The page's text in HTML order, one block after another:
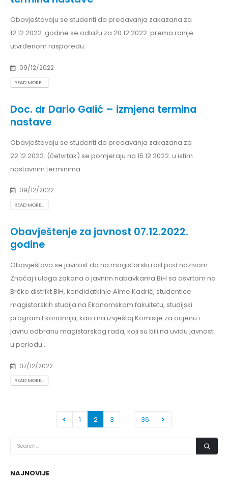
Obavještavaju se studenti da predavanja zakazana za
12.12.2022. godine se odlažu za 20.12.2022. prema ranije
utvrđenom rasporedu.
09/12/2022
READ MORE...
Doc. dr Dario Galić – izmjena termina
nastave
Obavještavaju se studenti da predavanja zakazana za
22.12.2022. (četvrtak) se pomjeraju na 15.12.2022. u istim
nastavnim terminima.
09/12/2022
READ MORE...
Obavještenje za javnost 07.12.2022.
godine
Obavještava se javnost da na magistarski rad pod nazivom
Značaj i uloga zakona o javnim nabavkama BiH sa osvrtom na
Brčko distrikt BiH, kandidatkinje Alme Kadrić, studentice
magistarskih studija na Ekonomskom fakultetu, studijski
program Ekonomija, kao i na izvještaj Komisije za ocjenu i
javnu odbranu magistarskog rada, koji su bili na uvidu javnosti
u periodu...
07/12/2022
READ MORE...
1 2 3 … 36
NAJNOVIJE